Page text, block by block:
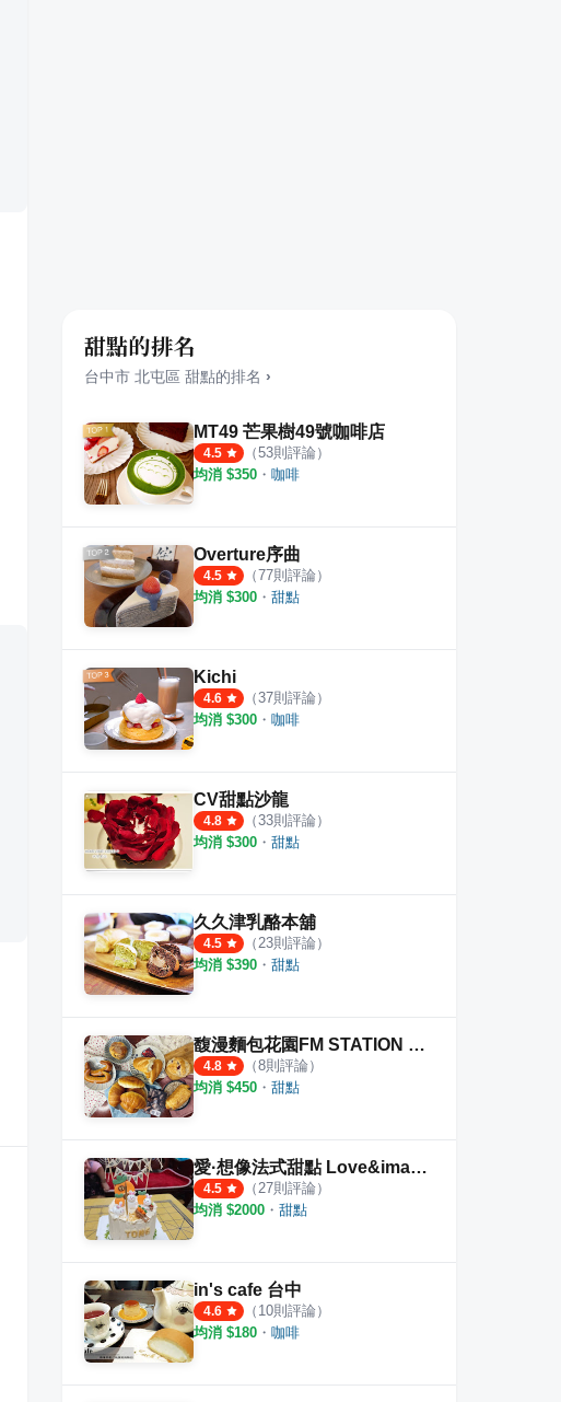
33則評論 4.5
甜點的排名
台中市 北屯區 甜點的排名 ›
MT49 芒果樹49號咖啡店
4.5 （53則評論）
均消 $350 ・ 咖啡
Overture序曲
4.5 （77則評論）
均消 $300 ・ 甜點
Kichi
4.6 （37則評論）
均消 $300 ・ 咖啡
CV甜點沙龍
4.8 （33則評論）
均消 $300 ・ 甜點
久久津乳酪本舖
4.5 （ 23則評論）
均消 $390 ・ 甜點
馥漫麵包花園FM STATION 松竹店
4.8 （8則評論）
均消 $450 ・ 甜點
愛·想像法式甜點 Love&imagine
4.5 （ 27則評論）
均消 $2000 ・ 甜點
in's cafe 台中
4.6 （ 10則評論）
均消 $180 ・ 咖啡